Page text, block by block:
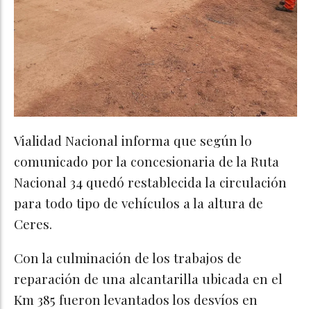
Vialidad Nacional informa que según lo
comunicado por la concesionaria de la Ruta
Nacional 34 quedó restablecida la circulación
para todo tipo de vehículos a la altura de
Ceres.
Con la culminación de los trabajos de
reparación de una alcantarilla ubicada en el
Km 385 fueron levantados los desvíos en